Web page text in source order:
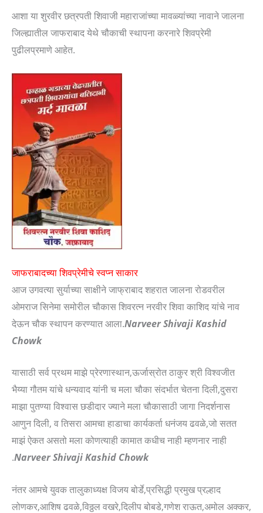
आशा या शुरवीर छत्रपती शिवाजी महाराजांच्या मावळ्यांच्या नावाने जालना
जिल्ह्यातील जाफराबाद येथे चौकाची स्थापना करनारे शिवप्रेमी
पुढीलप्रमाणे आहेत.
जाफराबादच्या शिवप्रेमीचे स्वप्न साकार
आज उगवत्या सुर्याच्या साक्षीने जाफ्राबाद शहरात जालना रोडवरील
ओमराज सिनेमा समोरील चौकास शिवरत्न नरवीर शिवा काशिद यांचे नाव
देऊन चौक स्थापन करण्यात आला.Narveer Shivaji Kashid
Chowk
यासाठी सर्व प्रथम माझे प्रेरणास्थान,ऊर्जास्रोत ठाकुर श्री विश्वजीत
भैय्या गौतम यांचे धन्यवाद यांनी च मला चौका संदर्भात चेतना दिली,दुसरा
माझा पुतण्या विश्वास छडीदार ज्याने मला चौकासाठी जागा निदर्शनास
आणुन दिली, व तिसरा आमचा हाडाचा कार्यकर्ता धनंजय ढवळे,जो सतत
माझं ऐकत असतो मला कोणत्याही कामात कधीच नाही म्हणनार नाही
.Narveer Shivaji Kashid Chowk
नंतर आमचे युवक तालुकाध्यक्ष विजय बोर्डे,प्रसिद्धी प्रमुख प्रल्हाद
लोणकर,आशिष ढवळे,विठ्ठल वखरे,दिलीप बोबडे,गणेश राऊत,अमोल अक्कर,